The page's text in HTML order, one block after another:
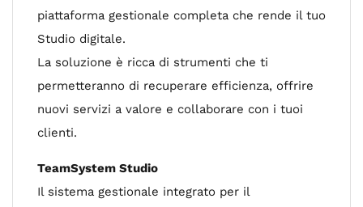
piattaforma gestionale completa che rende il tuo
Studio digitale.
La soluzione è ricca di strumenti che ti
permetteranno di recuperare efficienza, offrire
nuovi servizi a valore e collaborare con i tuoi
clienti.
TeamSystem Studio
Il sistema gestionale integrato per il